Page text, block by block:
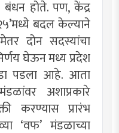
होते. पण, केंद्र
बदल केल्याने
दोन सदस्यांचा
घेऊन मध्य प्रदेश
पडला आहे. आता
अशाप्रकारे
करण्यास प्रारंभ
‘वफ’ मंडळाच्या